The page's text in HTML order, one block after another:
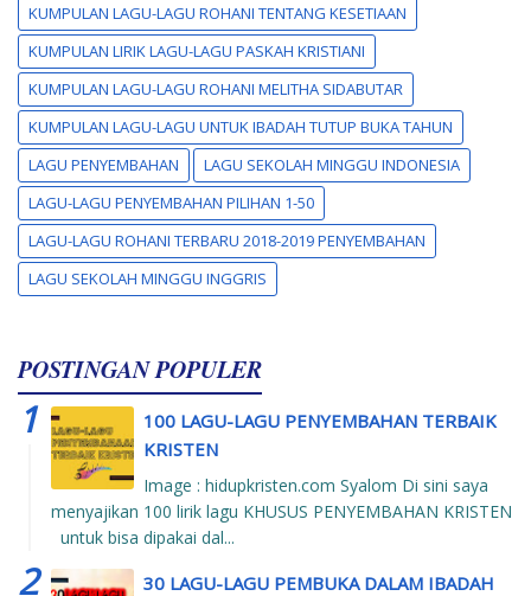
KUMPULAN LAGU-LAGU ROHANI TENTANG KESETIAAN
KUMPULAN LIRIK LAGU-LAGU PASKAH KRISTIANI
KUMPULAN LAGU-LAGU ROHANI MELITHA SIDABUTAR
KUMPULAN LAGU-LAGU UNTUK IBADAH TUTUP BUKA TAHUN
LAGU PENYEMBAHAN
LAGU SEKOLAH MINGGU INDONESIA
LAGU-LAGU PENYEMBAHAN PILIHAN 1-50
LAGU-LAGU ROHANI TERBARU 2018-2019 PENYEMBAHAN
LAGU SEKOLAH MINGGU INGGRIS
POSTINGAN POPULER
100 LAGU-LAGU PENYEMBAHAN TERBAIK
KRISTEN
Image : hidupkristen.com Syalom Di sini saya
menyajikan 100 lirik lagu KHUSUS PENYEMBAHAN KRISTEN
untuk bisa dipakai dal...
30 LAGU-LAGU PEMBUKA DALAM IBADAH